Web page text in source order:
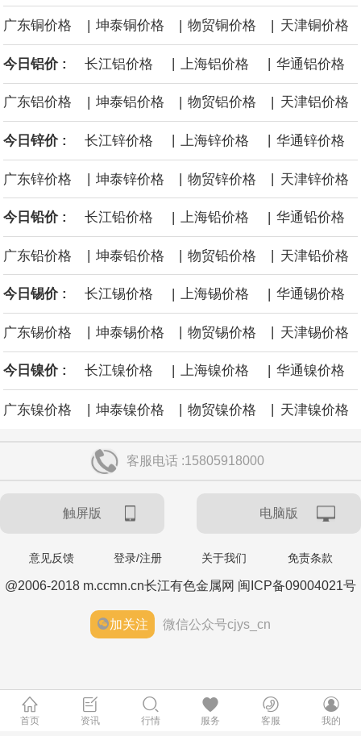
后续14艘平均每艘约180亿美元。
黄金价格有望录得自今年1月以来最大单周涨幅。油价走弱为金价提
供支撑，同时投资者正等待美国非农就业数据，以寻找美国利率前
海力士：龙仁工厂将生产高带宽内存（HBM）及其他下一代动态随
机存取存储器（DRAM）。
广东铜价格 | 坤泰铜价格 | 物贸铜价格 | 天津铜价格
今日铝价 : 长江铝价格 上海铝价格 华通铝价格
广东铝价格 | 坤泰铝价格 | 物贸铝价格 | 天津铝价格
今日锌价 : 长江锌价格 上海锌价格 华通锌价格
广东锌价格 | 坤泰锌价格 | 物贸锌价格 | 天津锌价格
今日铅价 : 长江铅价格 | 上海铅价格 | 华通铅价格
广东铅价格 坤泰铅价格 物贸铅价格 天津铅价格
今日锡价 : 长江锡价格 | 上海锡价格 | 华通锡价格
广东锡价格 坤泰锡价格 物贸锡价格 天津锡价格
今日镍价 : 长江镍价格 | 上海镍价格 | 华通镍价格
广东镍价格 | 坤泰镍价格 | 物贸镍价格 | 天津镍价格
客服电话 :15805918000
触屏版 电脑版
意见反馈 登录/注册 关于我们 免责条款
@2006-2018 m.ccmn.cn长江有色金属网 闽ICP备09004021号
加关注 微信公众号cjys_cn
首页 资讯 行情 服务 客服 我的